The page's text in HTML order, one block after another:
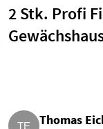
2 Stk. Profi